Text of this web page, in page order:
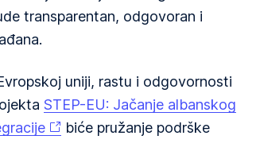
transparentan, odgovoran i
uniji, rastu i odgovornosti
STEP-EU: Jačanje albanskog
biće pružanje podrške